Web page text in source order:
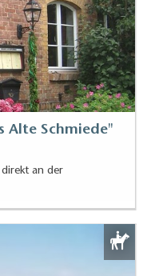
Alte Schmiede"
an der